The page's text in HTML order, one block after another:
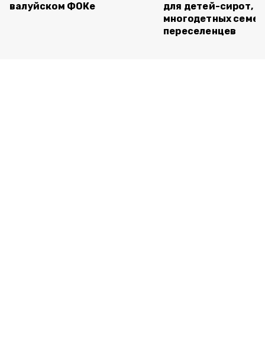
валуйском ФОКе
для детей-сирот,
многодетных
переселенцев